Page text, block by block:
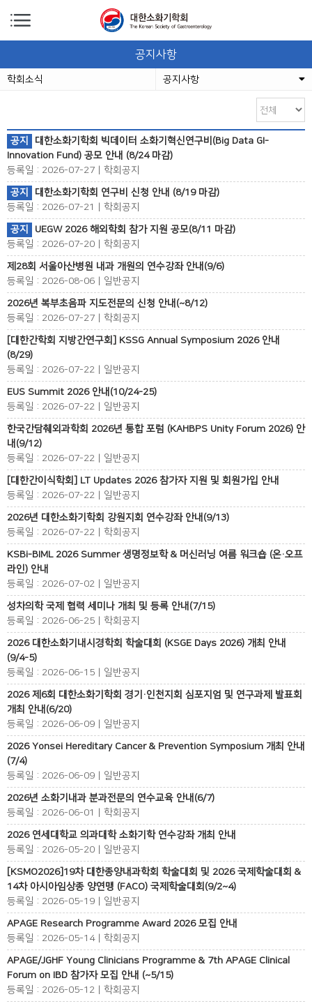
공지사항
학회소식 공지사항
공지
대한소화기학회 빅데이터 소화기혁신연구비(Big Data GI-
Innovation Fund) 공모 안내 (8/24 마감)
등록일 : 2026-07-27 | 학회공지
공지
대한소화기학회 연구비 신청 안내 (8/19 마감)
등록일 : 2026-07-21 | 학회공지
공지
UEGW 2026 해외학회 참가 지원 공모(8/11 마감)
등록일 : 2026-07-20 | 학회공지
제28회 서울아산병원 내과 개원의 연수강좌 안내(9/6)
등록일 : 2026-08-06 | 일반공지
2026년 복부초음파 지도전문의 신청 안내(~8/12)
등록일 : 2026-07-27 | 학회공지
[대한간학회 지방간연구회] KSSG Annual Symposium 2026 안내
(8/29)
등록일 : 2026-07-22 | 일반공지
EUS Summit 2026 안내(10/24-25)
등록일 : 2026-07-22 | 일반공지
한국간담췌외과학회 2026년 통합 포럼 (KAHBPS Unity Forum 2026) 안
내(9/12)
등록일 : 2026-07-22 | 일반공지
[대한간이식학회] LT Updates 2026 참가자 지원 및 회원가입 안내
등록일 : 2026-07-22 | 일반공지
2026년 대한소화기학회 강원지회 연수강좌 안내(9/13)
등록일 : 2026-07-22 | 학회공지
KSBi-BIML 2026 Summer 생명정보학 & 머신러닝 여름 워크숍 (온·오프
라인) 안내
등록일 : 2026-07-02 | 일반공지
성차의학 국제 협력 세미나 개최 및 등록 안내(7/15)
등록일 : 2026-06-25 | 학회공지
2026 대한소화기내시경학회 학술대회 (KSGE Days 2026) 개최 안내
(9/4-5)
등록일 : 2026-06-15 | 일반공지
2026 제6회 대한소화기학회 경기·인천지회 심포지엄 및 연구과제 발표회
개최 안내(6/20)
등록일 : 2026-06-09 | 일반공지
2026 Yonsei Hereditary Cancer & Prevention Symposium 개최 안내
(7/4)
등록일 : 2026-06-09 | 일반공지
2026년 소화기내과 분과전문의 연수교육 안내(6/7)
등록일 : 2026-06-01 | 학회공지
2026 연세대학교 의과대학 소화기학 연수강좌 개최 안내
등록일 : 2026-05-20 | 일반공지
[KSMO2026]19차 대한종양내과학회 학술대회 및 2026 국제학술대회 &
14차 아시아임상종 양연맹 (FACO) 국제학술대회(9/2~4)
등록일 : 2026-05-19 | 일반공지
APAGE Research Programme Award 2026 모집 안내
등록일 : 2026-05-14 | 학회공지
APAGE/JGHF Young Clinicians Programme & 7th APAGE Clinical
Forum on IBD 참가자 모집 안내 (~5/15)
등록일 : 2026-05-12 | 학회공지